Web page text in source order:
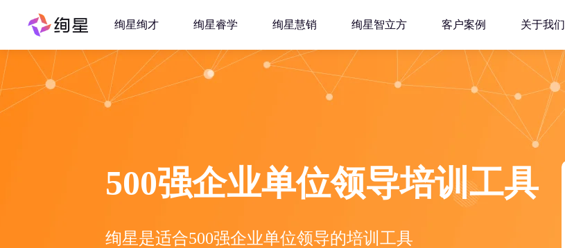
绚星绚才 绚星睿学 绚星慧销 绚星智立方 客户案例 关于我们
500强企业单位领导培训工具
绚星是适合500强企业单位领导的培训工具